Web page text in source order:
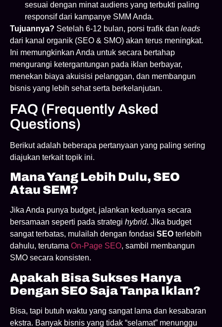
sesuai dengan minat audiens yang terbukti paling
responsif dari kampanye SMM Anda.
Tujuannya? Setelah 6-12 bulan, porsi trafik dan leads
dari kanal organik (SEO & SMO) akan terus meningkat.
Ini memungkinkan Anda untuk secara bertahap
mengurangi ketergantungan pada iklan berbayar,
menekan biaya akuisisi pelanggan, dan membangun
bisnis yang lebih sehat serta berkelanjutan.
FAQ (Frequently Asked
Questions)
Berikut adalah beberapa pertanyaan yang paling sering
diajukan terkait topik ini.
Mana Yang Lebih Dulu, SEO
Atau SEM?
Jika Anda punya budget, jalankan keduanya secara
bersamaan seperti pada strategi hybrid. Jika budget
sangat terbatas, mulailah dengan fondasi SEO terlebih
dahulu, terutama On-Page SEO, sambil membangun
SMO secara konsisten.
Apakah Bisa Sukses Hanya
Dengan SEO Saja Tanpa Iklan?
Bisa, tapi butuh waktu yang sangat lama dan kesabaran
ekstra. Banyak bisnis yang tidak “selamat” menunggu